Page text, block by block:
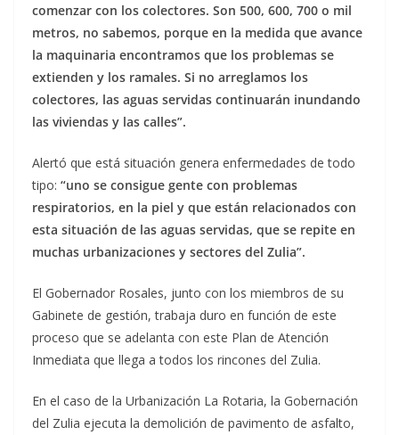
comenzar con los colectores. Son 500, 600, 700 o mil
metros, no sabemos, porque en la medida que avance
la maquinaria encontramos que los problemas se
extienden y los ramales. Si no arreglamos los
colectores, las aguas servidas continuarán inundando
las viviendas y las calles”.
Alertó que está situación genera enfermedades de todo
tipo: “uno se consigue gente con problemas
respiratorios, en la piel y que están relacionados con
esta situación de las aguas servidas, que se repite en
muchas urbanizaciones y sectores del Zulia”.
El Gobernador Rosales, junto con los miembros de su
Gabinete de gestión, trabaja duro en función de este
proceso que se adelanta con este Plan de Atención
Inmediata que llega a todos los rincones del Zulia.
En el caso de la Urbanización La Rotaria, la Gobernación
del Zulia ejecuta la demolición de pavimento de asfalto,